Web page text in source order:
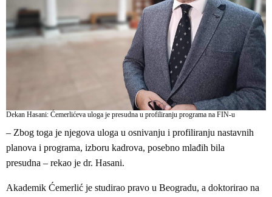
Dekan Hasani: Ćemerlićeva uloga je presudna u profiliranju programa na FIN-u
– Zbog toga je njegova uloga u osnivanju i profiliranju nastavnih
planova i programa, izboru kadrova, posebno mlađih bila
presudna – rekao je dr. Hasani.
Akademik Ćemerlić je studirao pravo u Beogradu, a doktorirao na